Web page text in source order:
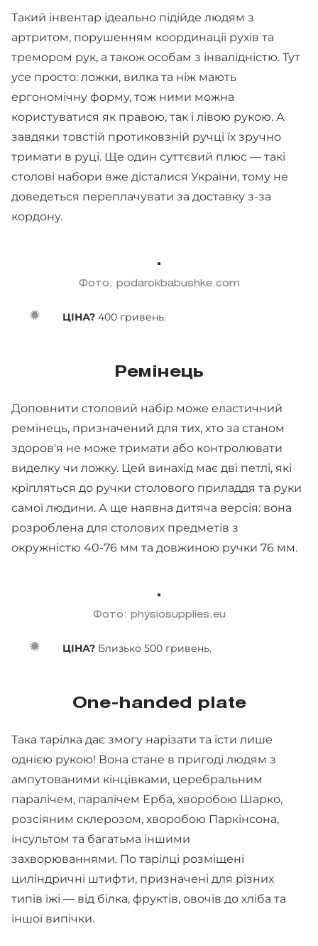
Такий інвентар ідеально підійде людям з
артритом, порушенням координації рухів та
тремором рук, а також особам з інвалідністю. Тут
усе просто: ложки, вилка та ніж мають
ергономічну форму, тож ними можна
користуватися як правою, так і лівою рукою. А
завдяки товстій протиковзній ручці їх зручно
тримати в руці. Ще один суттєвий плюс — такі
столові набори вже дісталися України, тому не
доведеться переплачувати за доставку з-за
кордону.
Фото: podarokbabushke.com
ЦІНА? 400 гривень.
Ремінець
Доповнити столовий набір може еластичний
ремінець, призначений для тих, хто за станом
здоров'я не може тримати або контролювати
виделку чи ложку. Цей винахід має дві петлі, які
кріпляться до ручки столового приладдя та руки
самої людини. А ще наявна дитяча версія: вона
розроблена для столових предметів з
окружністю 40-76 мм та довжиною ручки 76 мм.
Фото: physiosupplies.eu
ЦІНА? Близько 500 гривень.
One-handed plate
Така тарілка дає змогу нарізати та їсти лише
однією рукою! Вона стане в пригоді людям з
ампутованими кінцівками, церебральним
паралічем, паралічем Ерба, хворобою Шарко,
розсіяним склерозом, хворобою Паркінсона,
інсультом та багатьма іншими
захворюваннями. По тарілці розміщені
циліндричні штифти, призначені для різних
типів їжі — від білка, фруктів, овочів до хліба та
іншої випічки.